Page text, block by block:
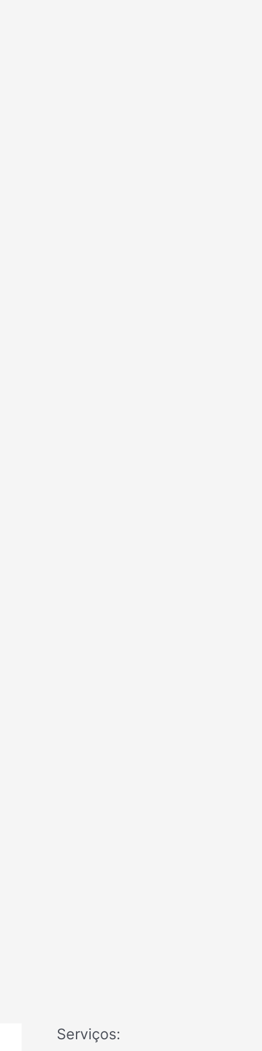
Serviços: